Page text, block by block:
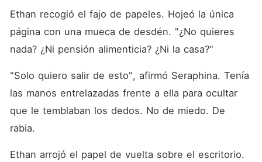
Ethan recogió el fajo de papeles. Hojeó la única
página con una mueca de desdén. "¿No quieres
nada? ¿Ni pensión alimenticia? ¿Ni la casa?"
"Solo quiero salir de esto", afirmó Seraphina. Tenía
las manos entrelazadas frente a ella para ocultar
que le temblaban los dedos. No de miedo. De
rabia.
Ethan arrojó el papel de vuelta sobre el escritorio.